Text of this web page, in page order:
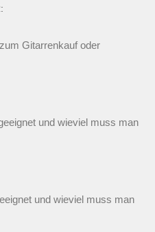
Gitarrenkauf oder
und wieviel muss man
und wieviel muss man